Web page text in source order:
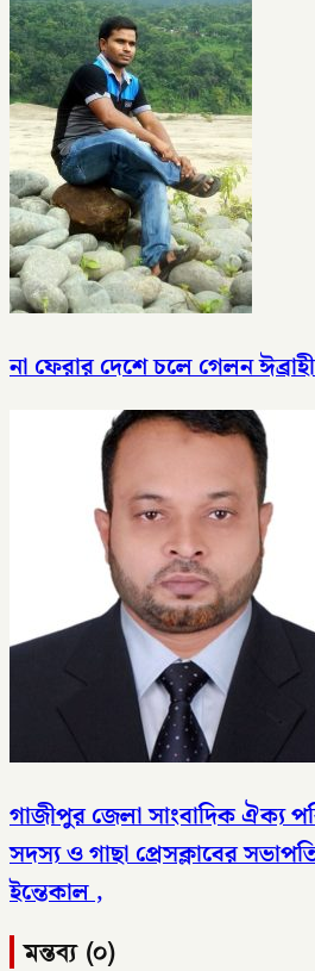
না ফেরার দেশে চলে গেলন
গাজীপুর জেলা সাংবাদিক ঐক্য
সদস্য ও গাছা প্রেসক্লাবের
ইন্তেকাল ,
মন্তব্য (০)